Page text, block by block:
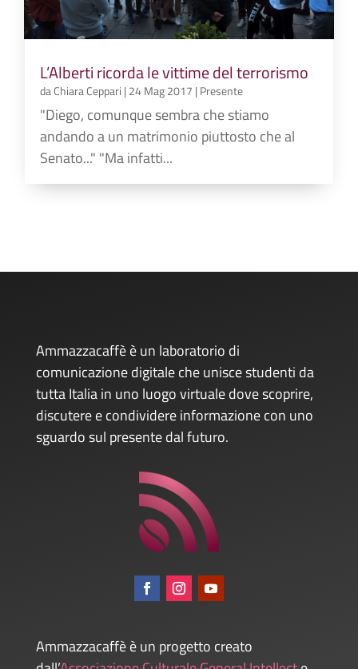
L’Alberti ricorda le vittime del terrorismo
daChiara Ceppari | 24 Mag 2017 | Presente
"Diego, comunque sembra che stiamo
andando a un matrimonio piuttosto che al
Senato..." "Ma infatti...
Ammazzacaffè è un laboratorio di
comunicazione digitale che unisce studenti da
tutta Italia in uno luogo virtuale dove scoprire,
discutere e condividere informazione con uno
sguardo sul presente dal futuro.
Ammazzacaffè è un progetto creato